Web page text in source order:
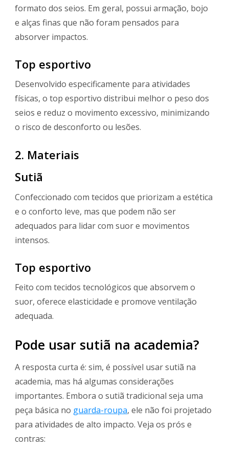
formato dos seios. Em geral, possui armação, bojo
e alças finas que não foram pensados para
absorver impactos.
Top esportivo
Desenvolvido especificamente para atividades
físicas, o top esportivo distribui melhor o peso dos
seios e reduz o movimento excessivo, minimizando
o risco de desconforto ou lesões.
2. Materiais
Sutiã
Confeccionado com tecidos que priorizam a estética
e o conforto leve, mas que podem não ser
adequados para lidar com suor e movimentos
intensos.
Top esportivo
Feito com tecidos tecnológicos que absorvem o
suor, oferece elasticidade e promove ventilação
adequada.
Pode usar sutiã na academia?
A resposta curta é: sim, é possível usar sutiã na
academia, mas há algumas considerações
importantes. Embora o sutiã tradicional seja uma
peça básica no guarda-roupa, ele não foi projetado
para atividades de alto impacto. Veja os prós e
contras: